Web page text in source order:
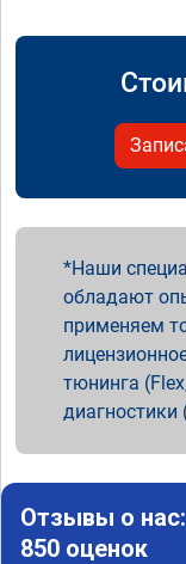
Наши
обладают
применяем
тюнинга
диагностики
Отзывы о нас:
850 оценок